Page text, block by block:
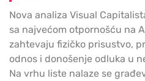
Nova analiza Visual
sa najvećom otpornošću na
zahtevaju fizičko prisustvo,
odnos i donošenje odluka u
Na vrhu liste nalaze se